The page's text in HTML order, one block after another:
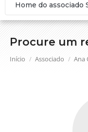
Procure um
Você está aqui:
Início Associado Ana
Home do associado